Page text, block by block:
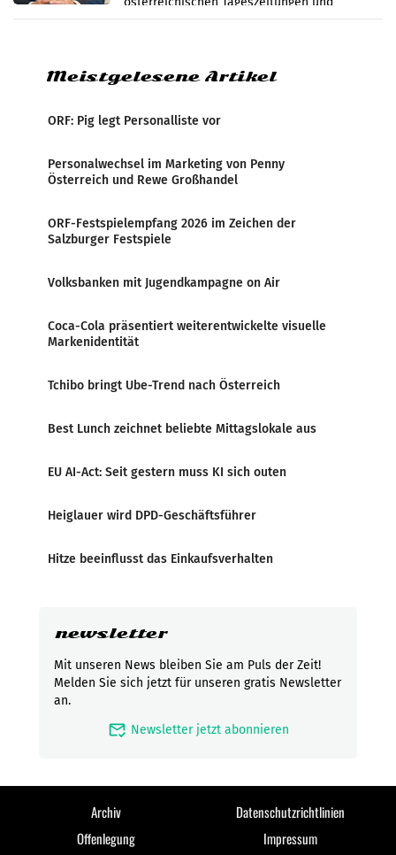
analysiert, welche Politikerinnen und
Meistgelesene Artikel
ORF: Pig legt Personalliste vor
Personalwechsel im Marketing von Penny
Österreich und Rewe Großhandel
ORF-Festspielempfang 2026 im Zeichen der
Salzburger Festspiele
Volksbanken mit Jugendkampagne on Air
Coca-Cola präsentiert weiterentwickelte visuelle
Markenidentität
Tchibo bringt Ube-Trend nach Österreich
Best Lunch zeichnet beliebte Mittagslokale aus
EU AI-Act: Seit gestern muss KI sich outen
Heiglauer wird DPD-Geschäftsführer
Hitze beeinflusst das Einkaufsverhalten
newsletter
Mit unseren News bleiben Sie am Puls der Zeit!
Melden Sie sich jetzt für unseren gratis Newsletter
an.
mark_email_read Newsletter jetzt abonnieren
Archiv
Datenschutzrichtlinien
Offenlegung
Impressum